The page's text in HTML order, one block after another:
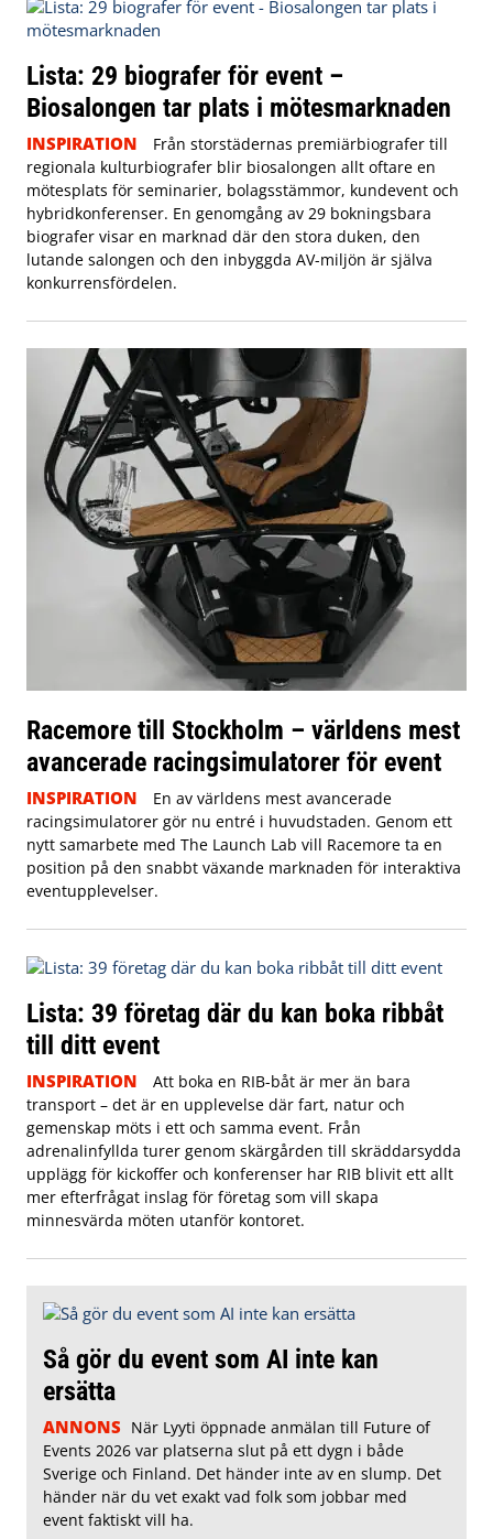
Lista: 29 biografer för event –
Biosalongen tar plats i mötesmarknaden
INSPIRATION
Från storstädernas premiärbiografer till
regionala kulturbiografer blir biosalongen allt oftare en
mötesplats för seminarier, bolagsstämmor, kundevent och
hybridkonferenser. En genomgång av 29 bokningsbara
biografer visar en marknad där den stora duken, den
lutande salongen och den inbyggda AV-miljön är själva
konkurrensfördelen.
Racemore till Stockholm – världens mest
avancerade racingsimulatorer för event
INSPIRATION
En av världens mest avancerade
racingsimulatorer gör nu entré i huvudstaden. Genom ett
nytt samarbete med The Launch Lab vill Racemore ta en
position på den snabbt växande marknaden för interaktiva
eventupplevelser.
Lista: 39 företag där du kan boka ribbåt
till ditt event
INSPIRATION
Att boka en RIB-båt är mer än bara
transport – det är en upplevelse där fart, natur och
gemenskap möts i ett och samma event. Från
adrenalinfyllda turer genom skärgården till skräddarsydda
upplägg för kickoffer och konferenser har RIB blivit ett allt
mer efterfrågat inslag för företag som vill skapa
minnesvärda möten utanför kontoret.
Så gör du event som AI inte kan
ersätta
ANNONS När Lyyti öppnade anmälan till Future of
Events 2026 var platserna slut på ett dygn i både
Sverige och Finland. Det händer inte av en slump. Det
händer när du vet exakt vad folk som jobbar med
event faktiskt vill ha.